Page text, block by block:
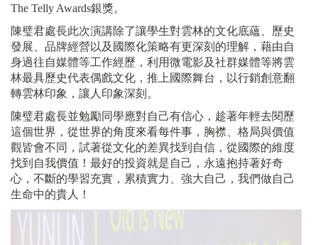
The Telly Awards銀獎。
陳璧君處長此次演講除了讓學生對雲林的文化底蘊、歷史
發展、品牌經營以及國際化策略有更深刻的理解，藉由自
身過往自媒體等工作經歷，利用微電影及社群媒體等將雲
林最具歷史代表偶戲文化，推上國際舞台，以行銷創意翻
轉雲林印象，讓人印象深刻。
陳璧君處長並勉勵同學應對自己有信心，趁著年輕去閱歷
這個世界，從世界的角度來看每件事，胸襟、格局與價值
觀皆會不同，試著從文化的差異找到自信，從國際的維度
找到自我價值！最好的投資就是自己，永遠抱持著好奇
心，不斷的學習充實，累積實力、強大自己，我們做自己
生命中的貴人！